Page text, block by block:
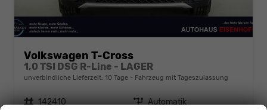
Volkswagen T-Cross
1,0 TSI DSG R-Line - LAGER
unverbindliche Lieferzeit: 10 Tage Fahrzeug mit Tageszulassung
Fahrzeugnr. 142410 Getriebe Automatik